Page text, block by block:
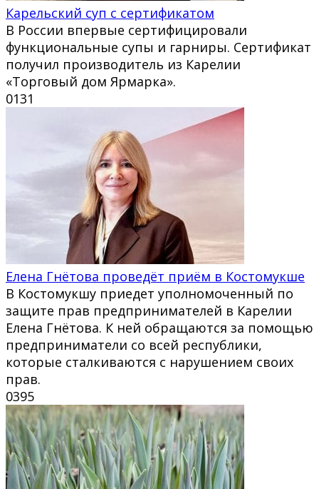
Карельский суп с сертификатом
В России впервые сертифицировали
функциональные супы и гарниры. Сертификат
получил производитель из Карелии
«Торговый дом Ярмарка».
0131
Елена Гнётова проведёт приём в Костомукше
В Костомукшу приедет уполномоченный по
защите прав предпринимателей в Карелии
Елена Гнётова. К ней обращаются за помощью
предприниматели со всей республики,
которые сталкиваются с нарушением своих
прав.
0395